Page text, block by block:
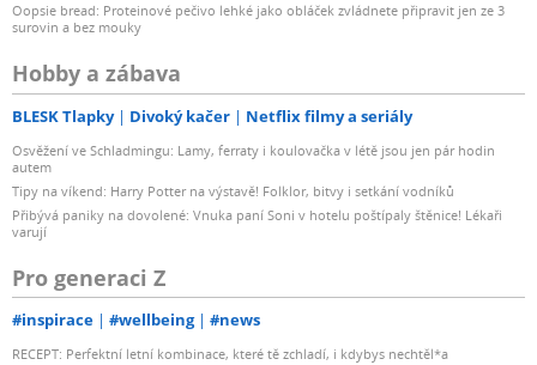
Oopsie bread: Proteinové pečivo lehké jako obláček zvládnete připravit jen ze 3
surovin a bez mouky
Hobby a zábava
BLESK Tlapky Divoký kačer Netflix filmy a seriály
Osvěžení ve Schladmingu: Lamy, ferraty i koulovačka v létě jsou jen pár hodin
autem
Tipy na víkend: Harry Potter na výstavě! Folklor, bitvy i setkání vodníků
Přibývá paniky na dovolené: Vnuka paní Soni v hotelu poštípaly štěnice! Lékaři
varují
Pro generaci Z
#inspirace #wellbeing #news
RECEPT: Perfektní letní kombinace, které tě zchladí, i kdybys nechtěl*a